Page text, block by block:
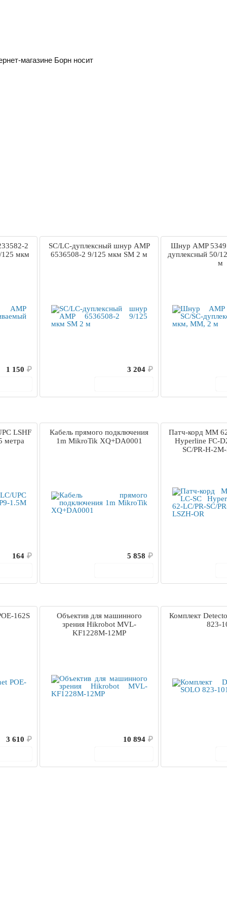
магазине Борн носит
2
125 мкм
1 150 ₽
SC/LC-дуплексный шнур AMP
6536508-2 9/125 мкм SM 2 м
3 204 ₽
Шнур AMP
дуплексный 50/
м
LSHF
метра
164 ₽
Кабель прямого подключения
1m MikroTik XQ+DA0001
5 858 ₽
Патч-корд MM
Hyperline FC-
SC/PR-H-
162S
3 610 ₽
Объектив для машинного
зрения Hikrobot MVL-
KF1228M-12MP
10 894 ₽
Комплект
823-